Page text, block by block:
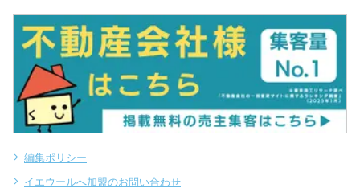
編集ポリシー
イエウールへ加盟のお問い合わせ